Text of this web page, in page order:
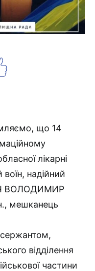
що 14
лікарні
надійний
ВОЛОДИМИР
мешканець
відділення
частини